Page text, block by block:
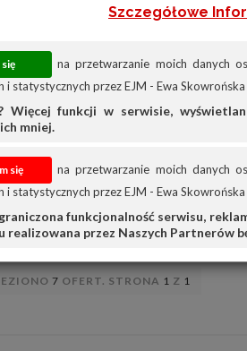
Szczegółowe
na przetwarzanie moich danych
i statystycznych przez EJM - Ewa
Więcej funkcji w serwisie,
mniej.
na przetwarzanie moich danych
i statystycznych przez EJM - Ewa
funkcjonalność serwisu,
realizowana przez Naszych Partnerów
Lexus Inne
7 OFERT. STRONA 1 Z 1